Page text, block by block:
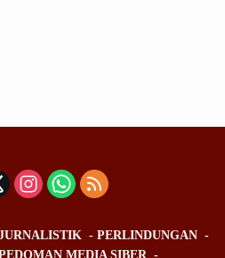
PERLINDUNGAN
MEDIA SIBER